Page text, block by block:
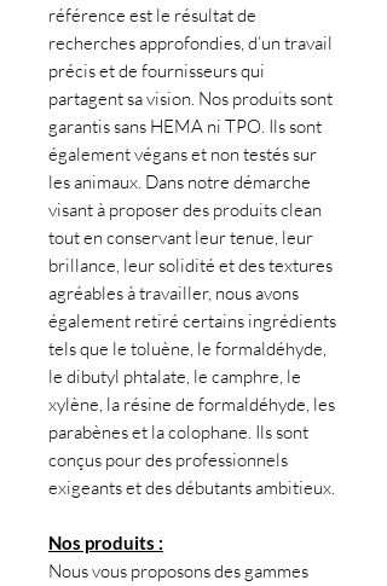
référence est le résultat de
recherches approfondies, d’un travail
précis et de fournisseurs qui
partagent sa vision. Nos produits sont
garantis sans HEMA ni TPO. Ils sont
également végans et non testés sur
les animaux. Dans notre démarche
visant à proposer des produits clean
tout en conservant leur tenue, leur
brillance, leur solidité et des textures
agréables à travailler, nous avons
également retiré certains ingrédients
tels que le toluène, le formaldéhyde,
le dibutyl phtalate, le camphre, le
xylène, la résine de formaldéhyde, les
parabènes et la colophane. Ils sont
conçus pour des professionnels
exigeants et des débutants ambitieux.
Nos produits :
Nous vous proposons des gammes